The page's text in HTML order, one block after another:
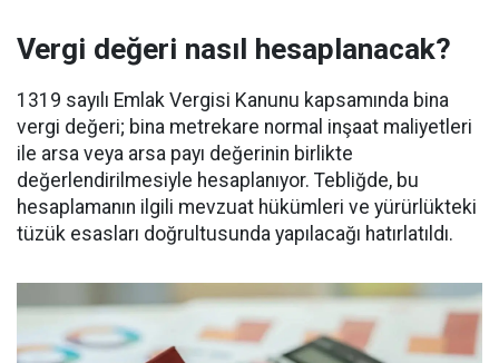
Vergi değeri nasıl hesaplanacak?
1319 sayılı Emlak Vergisi Kanunu kapsamında bina
vergi değeri; bina metrekare normal inşaat maliyetleri
ile arsa veya arsa payı değerinin birlikte
değerlendirilmesiyle hesaplanıyor. Tebliğde, bu
hesaplamanın ilgili mevzuat hükümleri ve yürürlükteki
tüzük esasları doğrultusunda yapılacağı hatırlatıldı.